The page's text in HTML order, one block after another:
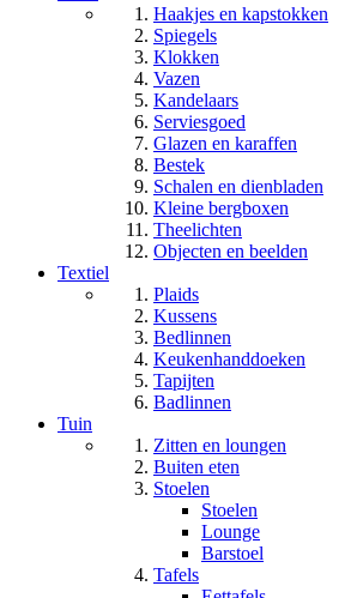
Haakjes en kapstokken
Spiegels
Klokken
Vazen
Kandelaars
Serviesgoed
Glazen en karaffen
Bestek
Schalen en dienbladen
Kleine bergboxen
Theelichten
Objecten en beelden
Textiel
Plaids
Kussens
Bedlinnen
Keukenhanddoeken
Tapijten
Badlinnen
Tuin
Zitten en loungen
Buiten eten
Stoelen
Stoelen
Lounge
Barstoel
Tafels